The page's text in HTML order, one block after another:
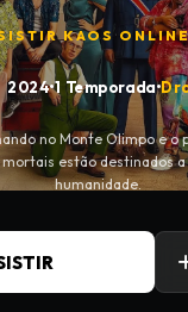
KAOS
2024•1 Temporada•
no Monte Olimpo e o
estão destinados
humanidade.